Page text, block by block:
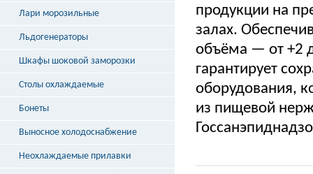
продукции на
залах.
объёма — от +2
гарантирует
оборудования,
из пищевой
Лари морозильные
Льдогенераторы
Шкафы шоковой заморозки
Столы охлаждаемые
Бонеты
Выносное холодоснабжение
Неохлаждаемые прилавки